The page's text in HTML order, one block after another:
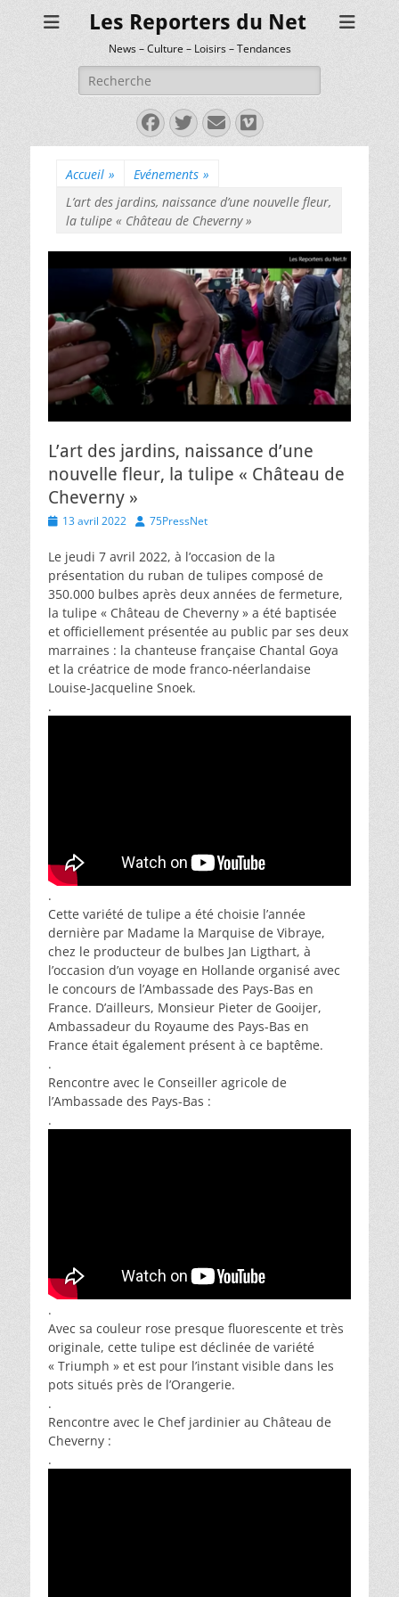
Les Reporters du Net
News – Culture – Loisirs – Tendances
Rechercher :
Facebook
Twitter
E-
mail
Vimeo
Accueil » Evénements »
L’art des jardins, naissance d’une nouvelle fleur,
la tulipe « Château de Cheverny »
L’art des jardins, naissance d’une
nouvelle fleur, la tulipe « Château de
Cheverny »
Posted13 avril 2022 Author
75PressNet
Le jeudi 7 avril 2022, à l’occasion de la
présentation du ruban de tulipes composé de
350.000 bulbes après deux années de fermeture,
la tulipe « Château de Cheverny » a été baptisée
et officiellement présentée au public par ses deux
marraines : la chanteuse française Chantal Goya
et la créatrice de mode franco-néerlandaise
Louise-Jacqueline Snoek.
.
.
Cette variété de tulipe a été choisie l’année
dernière par Madame la Marquise de Vibraye,
chez le producteur de bulbes Jan Ligthart, à
l’occasion d’un voyage en Hollande organisé avec
le concours de l’Ambassade des Pays-Bas en
France. D’ailleurs, Monsieur Pieter de Gooijer,
Ambassadeur du Royaume des Pays-Bas en
France était également présent à ce baptême.
.
Rencontre avec le Conseiller agricole de
l’Ambassade des Pays-Bas :
.
.
Avec sa couleur rose presque fluorescente et très
originale, cette tulipe est déclinée de variété
« Triumph » et est pour l’instant visible dans les
pots situés près de l’Orangerie.
.
Rencontre avec le Chef jardinier au Château de
Cheverny :
.